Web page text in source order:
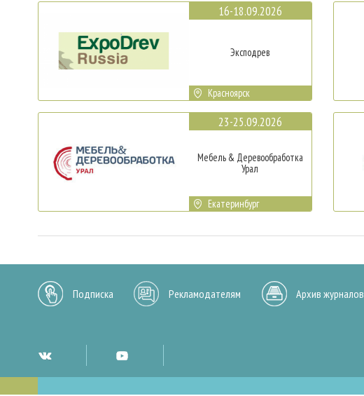
16-18.09.2026
Эксподрев
Красноярск
23-25.09.2026
Мебель & Деревообработка
Урал
Екатеринбург
Подписка Рекламодателям Архив журналов